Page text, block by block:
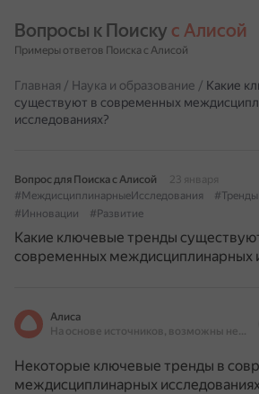
Вопросы к Поиску с Алисой
Примеры ответов Поиска с Алисой
Главная / Наука и образование / Какие
существуют в современных
исследованиях?
Вопрос для Поиска с Алисой
23 января
#МеждисциплинарныеИсследования
#Тренды
#Инновации
#Развитие
Какие ключевые тренды
современных междисциплинарных
Алиса
На основе источников, возможны неточности
Некоторые ключевые тренды в
междисциплинарных